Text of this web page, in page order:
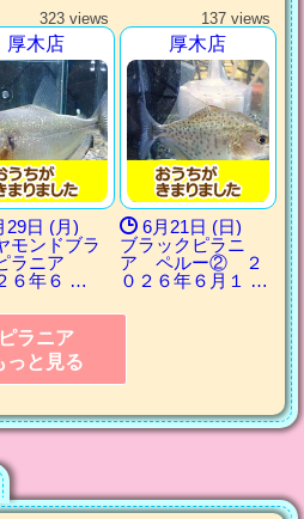
323 views
厚木店
29日 (月)
モンドブラ
ラニア
６年６ …
137 views
厚木店
6月21日 (日)
ブラックピラニ
ア ペルー② ２
０２６年６月１ …
ピラニア
っと見る